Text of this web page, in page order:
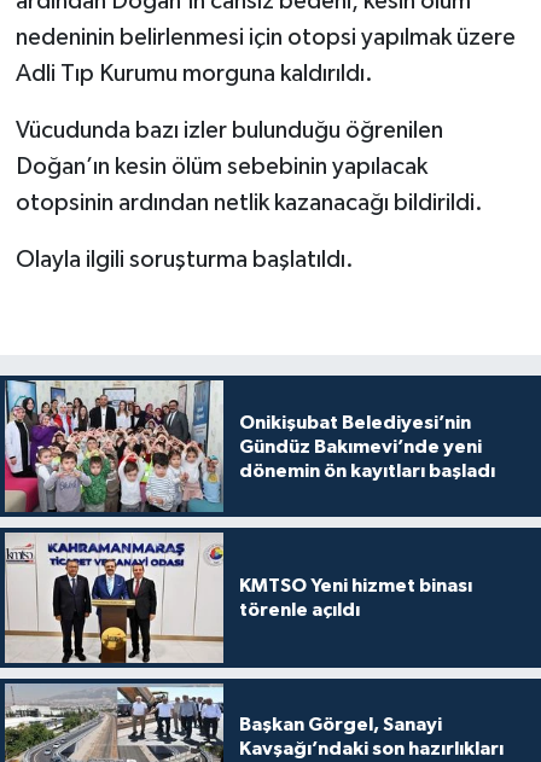
nedeninin belirlenmesi için otopsi yapılmak üzere
Adli Tıp Kurumu morguna kaldırıldı.
Vücudunda bazı izler bulunduğu öğrenilen
Doğan’ın kesin ölüm sebebinin yapılacak
otopsinin ardından netlik kazanacağı bildirildi.
Olayla ilgili soruşturma başlatıldı.
Onikişubat Belediyesi’nin
Gündüz Bakımevi’nde yeni
dönemin ön kayıtları başladı
KMTSO Yeni hizmet binası
törenle açıldı
Başkan Görgel, Sanayi
Kavşağı’ndaki son hazırlıkları